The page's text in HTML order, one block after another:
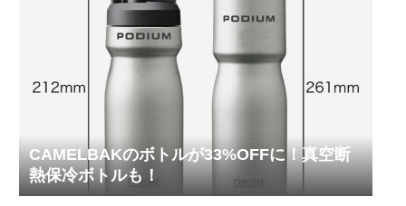
CAMELBAKのボトルが33%OFFに！真空断
熱保冷ボトルも！